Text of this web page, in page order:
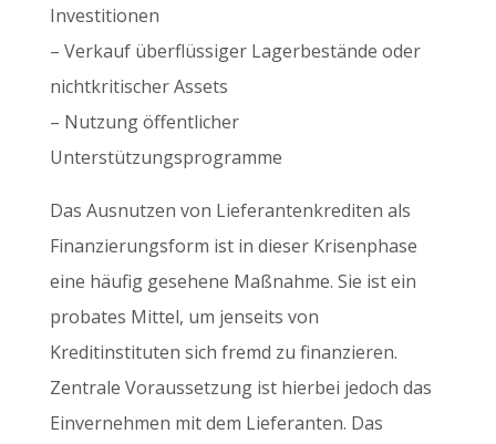
Investitionen
– Verkauf überflüssiger Lagerbestände oder
nichtkritischer Assets
– Nutzung öffentlicher
Unterstützungsprogramme
Das Ausnutzen von Lieferantenkrediten als
Finanzierungsform ist in dieser Krisenphase
eine häufig gesehene Maßnahme. Sie ist ein
probates Mittel, um jenseits von
Kreditinstituten sich fremd zu finanzieren.
Zentrale Voraussetzung ist hierbei jedoch das
Einvernehmen mit dem Lieferanten. Das